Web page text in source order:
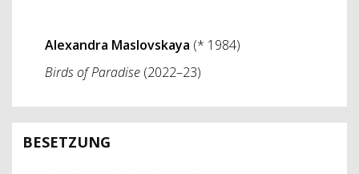
Alexandra Maslovskaya (* 1984)
Birds of Paradise (2022–23)
BESETZUNG